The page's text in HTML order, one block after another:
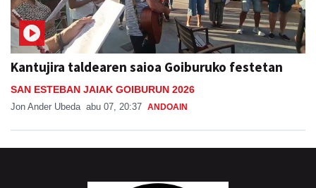
Kantujira taldearen saioa Goiburuko festetan
Jon Ander Ubeda